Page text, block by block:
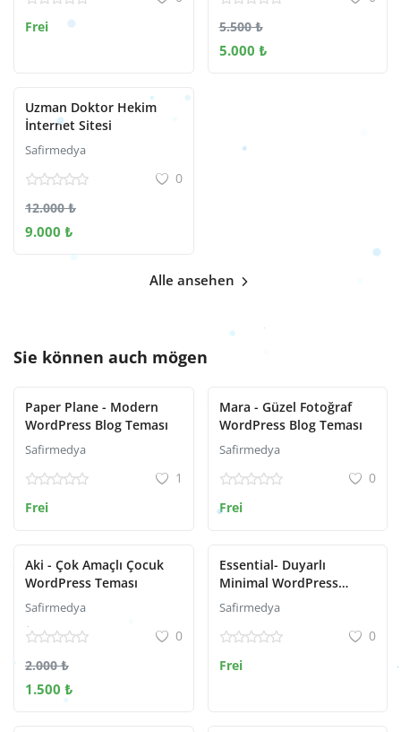
Frei
5.500 ₺
5.000 ₺
Uzman Doktor Hekim
İnternet Sitesi
Safirmedya
0
12.000 ₺
9.000 ₺
Alle ansehen
Sie können auch mögen
Paper Plane - Modern
WordPress Blog Teması
Safirmedya
1
Frei
Mara - Güzel Fotoğraf
WordPress Blog Teması
Safirmedya
0
Frei
Aki - Çok Amaçlı Çocuk
WordPress Teması
Safirmedya
0
2.000 ₺
1.500 ₺
Essential- Duyarlı
Minimal WordPress
Teması
Safirmedya
0
Frei